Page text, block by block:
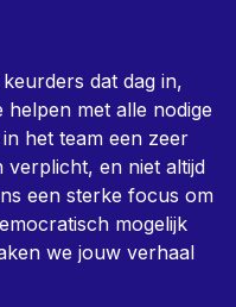
dat dag in,
helpen met alle nodige
het team een zeer
verplicht, en niet altijd
een sterke focus om
mogelijk
we jouw verhaal